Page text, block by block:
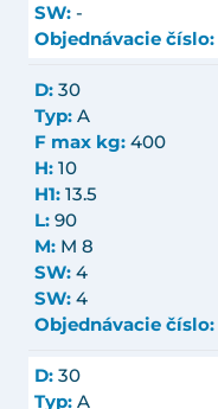
SW: -
Objednávacie číslo:
D: 30
Typ: A
F max kg: 400
H: 10
H1: 13.5
L: 90
M: M 8
SW: 4
SW: 4
Objednávacie číslo:
D: 30
Typ: A